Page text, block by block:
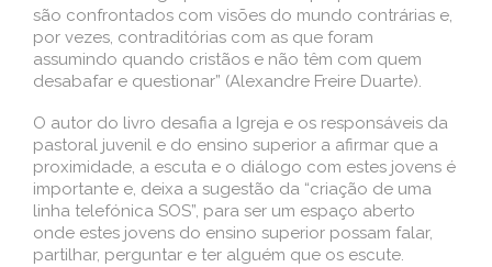
são confrontados com visões do mundo contrárias e,
por vezes, contraditórias com as que foram
assumindo quando cristãos e não têm com quem
desabafar e questionar” (Alexandre Freire Duarte).
O autor do livro desafia a Igreja e os responsáveis da
pastoral juvenil e do ensino superior a afirmar que a
proximidade, a escuta e o diálogo com estes jovens é
importante e, deixa a sugestão da “criação de uma
linha telefónica SOS”, para ser um espaço aberto
onde estes jovens do ensino superior possam falar,
partilhar, perguntar e ter alguém que os escute.